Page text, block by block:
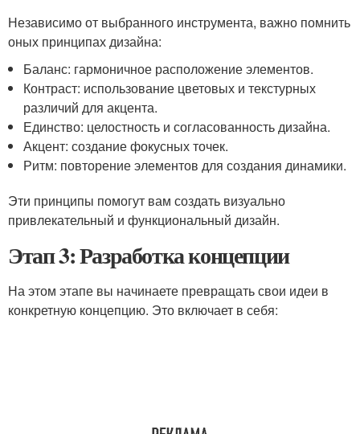
Независимо от выбранного инструмента, важно помнить
оных принципах дизайна:
Баланс: гармоничное расположение элементов.
Контраст: использование цветовых и текстурных
различий для акцента.
Единство: целостность и согласованность дизайна.
Акцент: создание фокусных точек.
Ритм: повторение элементов для создания динамики.
Эти принципы помогут вам создать визуально
привлекательный и функциональный дизайн.
Этап 3: Разработка концепции
На этом этапе вы начинаете превращать свои идеи в
конкретную концепцию. Это включает в себя: